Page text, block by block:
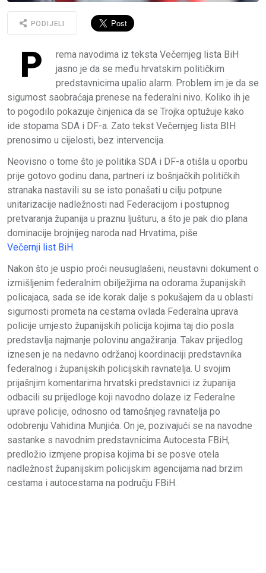
PODIJELI
P
rema navodima iz teksta Večernjeg lista BiH
jasno je da se među hrvatskim političkim
predstavnicima upalio alarm. Problem im je da se
sigurnost saobraćaja prenese na federalni nivo. Koliko ih je
to pogodilo pokazuje činjenica da se Trojka optužuje kako
ide stopama SDA i DF-a. Zato tekst Večernjeg lista BIH
prenosimo u cijelosti, bez intervencija.
Neovisno o tome što je politika SDA i DF-a otišla u oporbu
prije gotovo godinu dana, partneri iz bošnjačkih političkih
stranaka nastavili su se isto ponašati u cilju potpune
unitarizacije nadležnosti nad Federacijom i postupnog
pretvaranja županija u praznu ljušturu, a što je pak dio plana
dominacije brojnijeg naroda nad Hrvatima, piše
Večernji list BiH.
Nakon što je uspio proći neusuglašeni, neustavni dokument o
izmišljenim federalnim obilježjima na odorama županijskih
policajaca, sada se ide korak dalje s pokušajem da u oblasti
sigurnosti prometa na cestama ovlada Federalna uprava
policije umjesto županijskih policija kojima taj dio posla
predstavlja najmanje polovinu angažiranja. Takav prijedlog
iznesen je na nedavno održanoj koordinaciji predstavnika
federalnog i županijskih policijskih ravnatelja. U svojim
prijašnjim komentarima hrvatski predstavnici iz županija
odbacili su prijedloge koji navodno dolaze iz Federalne
uprave policije, odnosno od tamošnjeg ravnatelja po
odobrenju Vahidina Munjića. On je, pozivajući se na navodne
sastanke s navodnim predstavnicima Autocesta FBiH,
predložio izmjene propisa kojima bi se posve otela
nadležnost županijskim policijskim agencijama nad brzim
cestama i autocestama na području FBiH.